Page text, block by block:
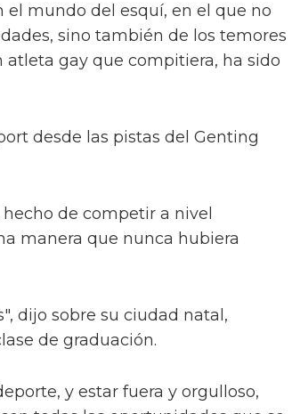
el mundo del esquí, en el que no
sino también de los temores
gay que compitiera, ha sido
desde las pistas del Genting
de competir a nivel
manera que nunca hubiera
dijo sobre su ciudad natal,
de graduación.
y estar fuera y orgulloso,